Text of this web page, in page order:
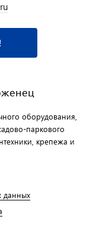
оборудования,
паркового
крепежа и
данных